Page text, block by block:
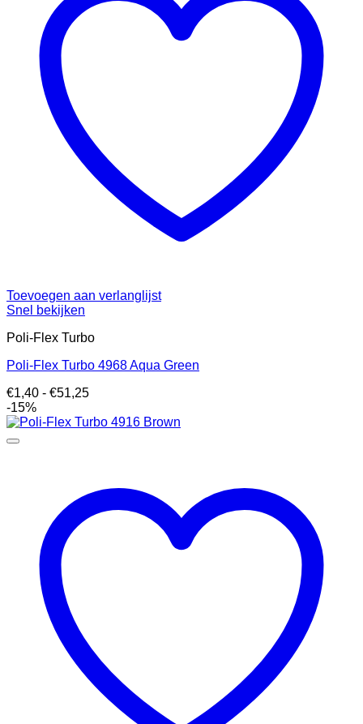
Toevoegen aan verlanglijst
Snel bekijken
Poli-Flex Turbo
Poli-Flex Turbo 4968 Aqua Green
€1,40 - €51,25Prijsklasse:
tot
-15%